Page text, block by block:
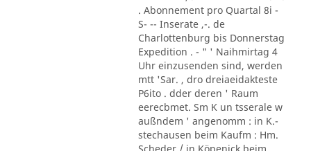
. Abonnement pro Quartal 8i -
S- -- Inserate ,-. de
Charlottenburg bis Donnerstag
Expedition . - " ' Naihmirtag 4
Uhr einzusenden sind, werden
mtt 'Sar. , dro dreiaeidakteste
P6ito . dder deren ' Raum
eerecbmet. Sm K un tsserale w
außndem ' angenomm : in K.-
stechausen beim Kaufm : Hm.